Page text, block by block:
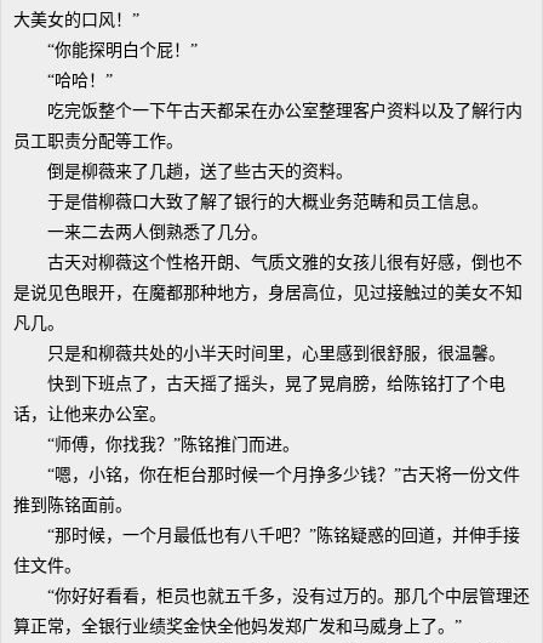
大美女的口风！”
“你能探明白个屁！”
“哈哈！”
吃完饭整个一下午古天都呆在办公室整理客户资料以及了解行内
员工职责分配等工作。
倒是柳薇来了几趟，送了些古天的资料。
于是借柳薇口大致了解了银行的大概业务范畴和员工信息。
一来二去两人倒熟悉了几分。
古天对柳薇这个性格开朗、气质文雅的女孩儿很有好感，倒也不
是说见色眼开，在魔都那种地方，身居高位，见过接触过的美女不知
凡几。
只是和柳薇共处的小半天时间里，心里感到很舒服，很温馨。
快到下班点了，古天摇了摇头，晃了晃肩膀，给陈铭打了个电
话，让他来办公室。
“师傅，你找我？”陈铭推门而进。
“嗯，小铭，你在柜台那时候一个月挣多少钱？”古天将一份文件
推到陈铭面前。
“那时候，一个月最低也有八千吧？”陈铭疑惑的回道，并伸手接
住文件。
“你好好看看，柜员也就五千多，没有过万的。那几个中层管理还
算正常，全银行业绩奖金快全他妈发郑广发和马威身上了。”